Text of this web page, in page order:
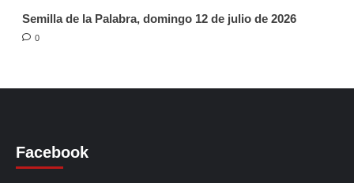
Semilla de la Palabra, domingo 12 de julio de 2026
0
Facebook